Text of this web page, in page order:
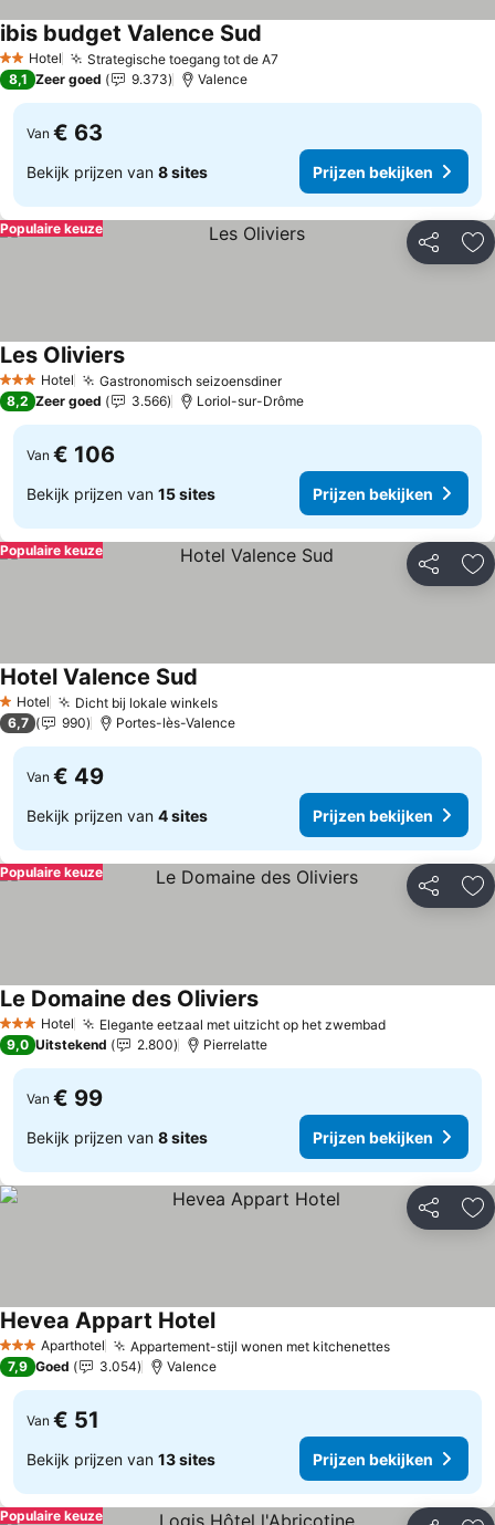
2 Sterren
Hotel Strategische toegang tot de A7Prijzen bekijken
ibis budget Valence Sud
8,1 Zeer goed 9.373 Valence
Van € 63
Bekijk prijzen van 8 sites Prijzen bekijken
Delen
Populaire keuze
3 SterrenHotel Gastronomisch seizoensdinerPrijzen bekijken
Les OliviersPrijzen bekijken
8,2 Zeer goed 3.566 Loriol-sur-Drôme
Van € 106
Bekijk prijzen van 15 sites Prijzen bekijken
Delen
Populaire keuze
1 Sterren
Hotel Dicht bij lokale winkelsPrijzen bekijken
Hotel Valence Sud
6,7 990 Portes-lès-Valence
Van € 49
Bekijk prijzen van 4 sites Prijzen bekijken
Delen
Populaire keuze
3 SterrenHotel Elegante eetzaal met uitzicht op het zwembadPrijzen
Le Domaine des OliviersPrijzen bekijken
9,0 Uitstekend 2.800 Pierrelatte
Van € 99
Bekijk prijzen van 8 sites Prijzen bekijken
Delen
3 SterrenAparthotel Appartement-stijl wonen met kitchenettesPrijzen
Hevea Appart HotelPrijzen bekijken
7,9 Goed 3.054 Valence
Van € 51
Bekijk prijzen van 13 sites Prijzen bekijken
Populaire keuze